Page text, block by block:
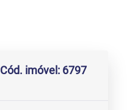
Cód. imóvel: 6797